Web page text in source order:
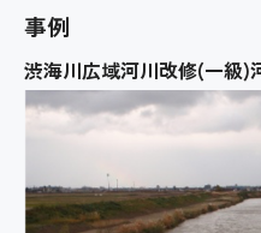
事例
渋海川広域河川改修(一級)